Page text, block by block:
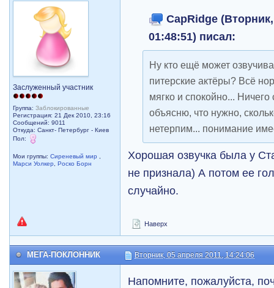
Заслуженный участник
Группа:Заблокированные
Регистрация: 21 Дек 2010, 23:16
Сообщений: 9011
Откуда: Санкт- Петербург - Киев
Пол:
Мои группы:Сиреневый мир
Марси Уолкер
,Роско Борн
CapRidge
01:48:51) писал:
Ну кто ещё может
питерские актёры? Всё
мягко и спокойно...
объясню, что нужно,
нетерпим... понимание
Хорошая озвучка была у
не признала) А потом ее
случайно.
Наверх
МЕГА-ПОКЛОННИК Вторник, 05 апреля 2011, 14:24:06
Напомните, пожалуйста,